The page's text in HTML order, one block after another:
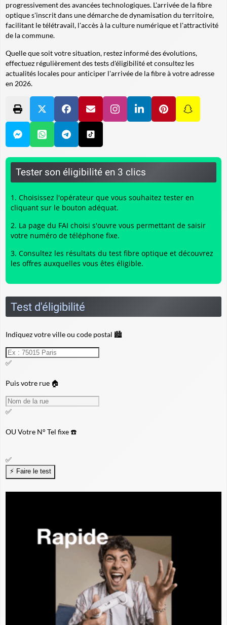
progressivement des avancées technologiques. L'arrivée de la fibre
optique s'inscrit dans une démarche de dynamisation du territoire,
facilitant le télétravail, l'accès à la culture numérique et l'attractivité
de la commune.
Quelle que soit votre situation, restez informé des évolutions,
effectuez régulièrement des tests d'éligibilité et consultez les
actualités locales pour anticiper l'arrivée de la fibre à votre adresse
en 2026.
Tester son éligibilité en 3 clics
Choisissez l'opérateur que vous souhaitez tester en
cliquant sur le bouton adéquat.
La page du FAI choisi s'ouvre vous permettant de saisir
votre numéro de téléphone fixe.
Consultez les résultats du test fibre optique et découvrez
les offres auxquelles vous êtes éligible.
Test d'éligibilité
Indiquez votre ville ou code postal 🏙️
✅
Puis votre rue 🏠
✅
OUVotre N° Tel fixe ☎️
✅